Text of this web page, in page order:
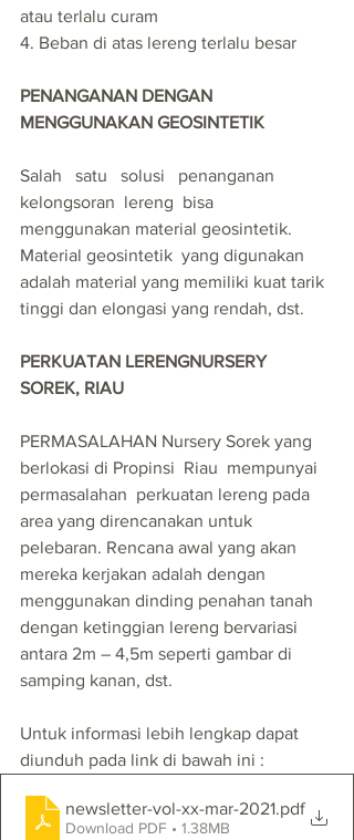
atau terlalu curam
4. Beban di atas lereng terlalu besar
PENANGANAN DENGAN
MENGGUNAKAN GEOSINTETIK
Salah   satu   solusi   penanganan
kelongsoran  lereng  bisa
menggunakan material geosintetik.
Material geosintetik  yang digunakan
adalah material yang memiliki kuat tarik
tinggi dan elongasi yang rendah, dst.
PERKUATAN LERENGNURSERY
SOREK, RIAU
PERMASALAHAN Nursery Sorek yang
berlokasi di Propinsi  Riau  mempunyai
permasalahan  perkuatan lereng pada
area yang direncanakan untuk
pelebaran. Rencana awal yang akan
mereka kerjakan adalah dengan
menggunakan dinding penahan tanah
dengan ketinggian lereng bervariasi
antara 2m – 4,5m seperti gambar di
samping kanan, dst.
Untuk informasi lebih lengkap dapat
diunduh pada link di bawah ini :
newsletter-vol-xx-mar-2021.pdf
Download PDF • 1.38MB